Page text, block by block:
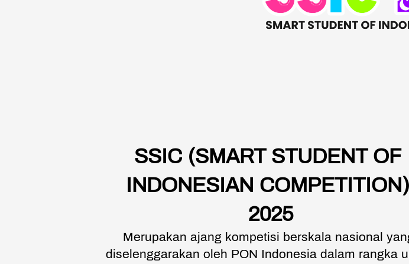
SSIC (SMART STUDENT OF
INDONESIAN COMPETITION)
2025
Merupakan ajang kompetisi berskala nasional
diselenggarakan oleh PON Indonesia dalam rangka